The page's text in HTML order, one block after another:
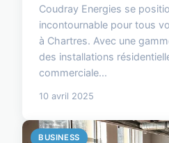
Coudray Energies se
incontournable pour tous
à Chartres. Avec une
des installations
commerciale...
10 avril 2025
BUSINESS